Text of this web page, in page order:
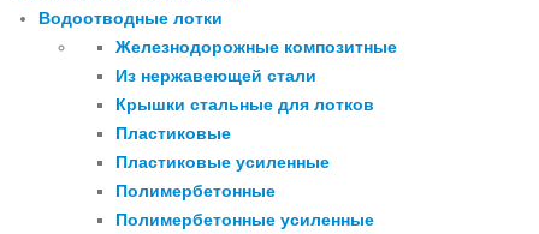
Водоотводные лотки
Железнодорожные композитные
Из нержавеющей стали
Крышки стальные для лотков
Пластиковые
Пластиковые усиленные
Полимербетонные
Полимербетонные усиленные